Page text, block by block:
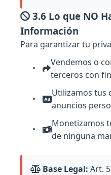
3.6 Lo que NO
Información
Para garantizar tu
Vendemos o
terceros con
Utilizamos tus
anuncios
Monetizamos
de ninguna
Base Legal: Art.